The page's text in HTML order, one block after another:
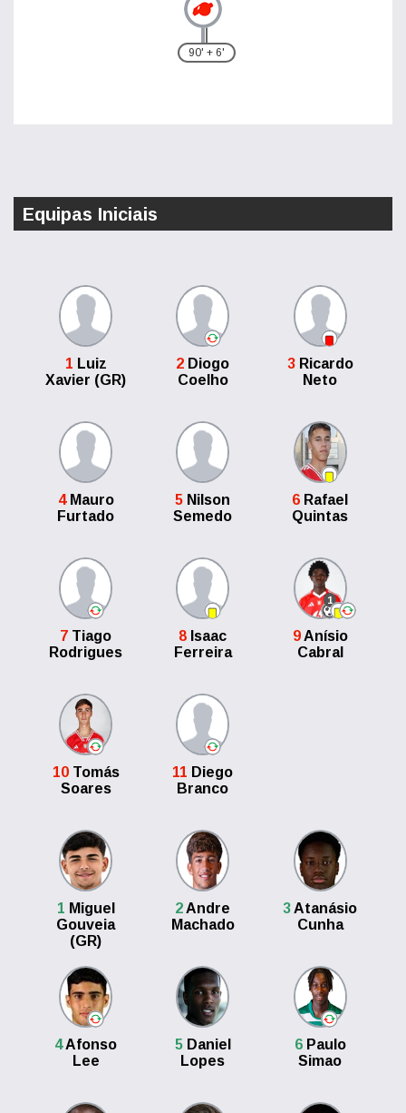
90' + 6'
Equipas Iniciais
1 Luiz
Xavier (GR)
2 Diogo
Coelho
3Ricardo
Neto
4Mauro
Furtado
5 Nilson
Semedo
6 Rafael
Quintas
7 Tiago
Rodrigues
8 Isaac
Ferreira
1
9Anísio
Cabral
10Tomás
Soares
11 Diego
Branco
1 Miguel
Gouveia
(GR)
2Andre
Machado
3Atanásio
Cunha
4Afonso
Lee
5Daniel
Lopes
6Paulo
Simao